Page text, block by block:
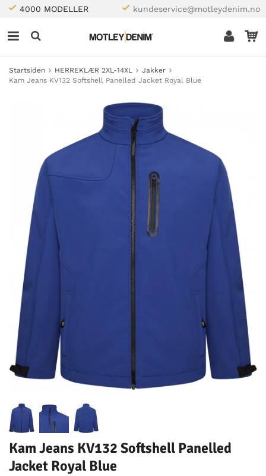
4000 MODELLER kundeservice@motleydenim.no
Startsiden HERREKLÆR 2XL-14XL
Jakker
Kam Jeans KV132 Softshell Panelled Jacket Royal Blue
Kam Jeans KV132 Softshell Panelled
Jacket Royal Blue